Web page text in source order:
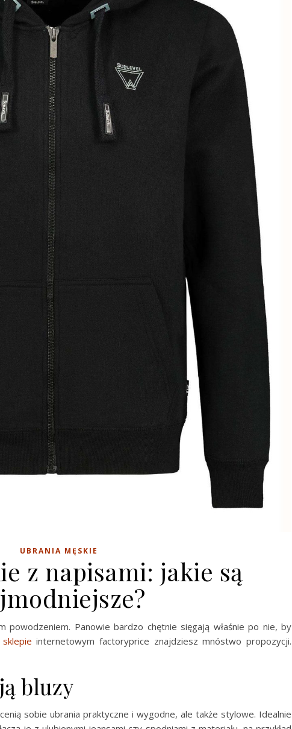
UBRANIA MĘSKIE
z napisami: jakie są
powodzeniem. Panowie bardzo chętnie sięgają właśnie po nie, by
internetowym factoryprice znajdziesz mnóstwo propozycji.
bluzy
sobie ubrania praktyczne i wygodne, ale także stylowe. Idealnie